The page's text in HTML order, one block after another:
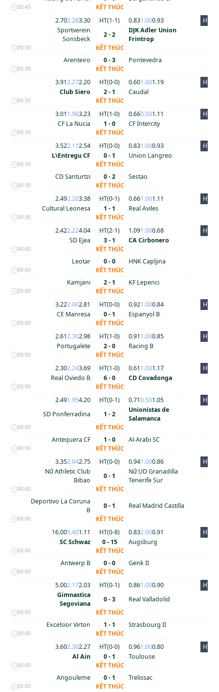
00:45
KẾT THÚC
2.702.283.30 HT(1-1) 0.831.000.93
HT
Sportverein
Sonsbeck
2 - 2
DJK Adler Union
Frintrop
00:30
KẾT THÚC
Arenteiro
0 - 3 Pontevedra
00:30
KẾT THÚC
3.912.272.20 HT(0-0) 0.601.001.19
HT
Club Siero
2 - 1 Caudal
00:30
KẾT THÚC
3.011.963.23 HT(1-0) 0.660.501.11
HT
CF La Nucia
1 - 0 CF Intercity
00:30
KẾT THÚC
3.522.112.54 HT(0-0) 0.831.000.93
HT
L\Entregu CF
0 - 1 Union Langreo
00:30
KẾT THÚC
CD Santurtzi
0 - 2 Sestao
00:30
KẾT THÚC
2.492.203.38 HT(0-1) 0.661.001.11
HT
Cultural Leonesa
1 - 1 Real Aviles
00:30
KẾT THÚC
2.422.224.04 HT(2-1) 1.091.000.68
HT
SD Ejea
3 - 1 CA Cirbonero
00:00
KẾT THÚC
Leotar
0 - 0 HNK Capljina
00:00
KẾT THÚC
Kamjani
2 - 1 KF Lepenci
00:00
KẾT THÚC
3.222.062.81 HT(0-0) 0.921.000.84
HT
CE Manresa
0 - 1 Espanyol B
00:00
KẾT THÚC
2.612.302.98 HT(1-0) 0.911.000.85
HT
Portugalete
2 - 0 Racing B
00:00
KẾT THÚC
2.302.243.69 HT(1-0) 0.611.001.17
HT
Real Oviedo B
6 - 0 CD Covadonga
00:00
KẾT THÚC
2.491.954.20 HT(0-1) 0.710.501.05
HT
SD Ponferradina
1 - 2
Unionistas de
Salamanca
00:00
KẾT THÚC
Antequera CF
1 - 0 Al-Arabi SC
00:00
KẾT THÚC
3.352.042.75 HT(0-0) 0.941.000.86
HT
Nữ Athletic Club
Bibao
0 - 1
Nữ UD Granadilla
Tenerife Sur
00:00
KẾT THÚC
Deportivo La Coruna
B
0 - 1 Real Madrid Castilla
00:00
KẾT THÚC
16.005.401.11 HT(0-8) 0.832.000.91
HT
SC Schwaz
0 - 15 Augsburg
00:00
KẾT THÚC
Antwerp B
0 - 0 Genk II
00:00
KẾT THÚC
5.002.172.03 HT(0-1) 0.861.000.90
HT
Gimnastica
Segoviana
0 - 3 Real Valladolid
00:00
KẾT THÚC
Excelsior Virton
1 - 1 Strasbourg II
00:00
KẾT THÚC
3.602.302.27 HT(0-0) 0.961.000.80
HT
Al Ain
0 - 1 Toulouse
00:00
KẾT THÚC
Angouleme
0 - 1 Trelissac
00:00
KẾT THÚC